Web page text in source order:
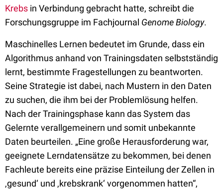
Krebs in Verbindung gebracht hatte, schreibt die
Forschungsgruppe im Fachjournal Genome Biology.
Maschinelles Lernen bedeutet im Grunde, dass ein
Algorithmus anhand von Trainingsdaten selbstständig
lernt, bestimmte Fragestellungen zu beantworten.
Seine Strategie ist dabei, nach Mustern in den Daten
zu suchen, die ihm bei der Problemlösung helfen.
Nach der Trainingsphase kann das System das
Gelernte verallgemeinern und somit unbekannte
Daten beurteilen. „Eine große Herausforderung war,
geeignete Lerndatensätze zu bekommen, bei denen
Fachleute bereits eine präzise Einteilung der Zellen in
‚gesund‘ und ‚krebskrank‘ vorgenommen hatten“,